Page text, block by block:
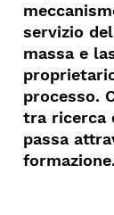
servizio
massa e
processo.
tra ricerca
passa
formazione.